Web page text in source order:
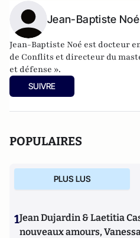
Jean-Baptiste Noé
Jean-Baptiste Noé est docteur
de Conflits et directeur du
et défense ».
SUIVRE
POPULAIRES
PLUS LUS
1Jean Dujardin & Laetitia
nouveaux amours,